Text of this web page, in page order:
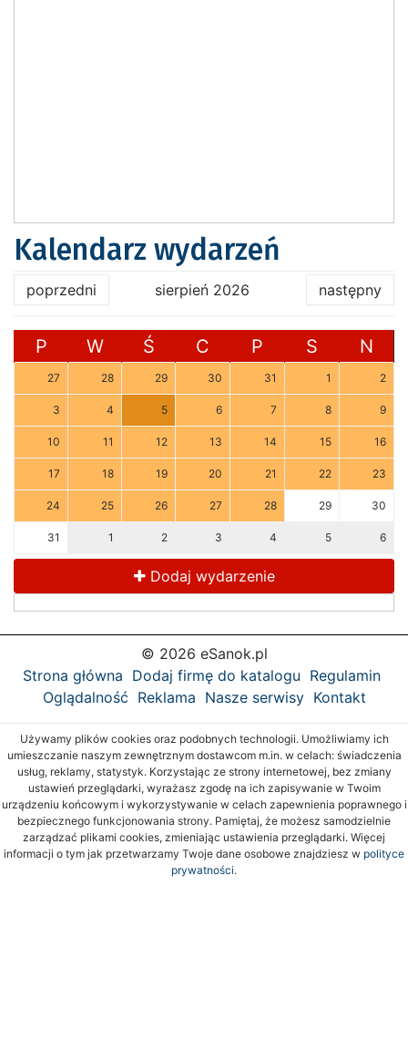
Kalendarz wydarzeń
poprzedni sierpień 2026 następny
P W Ś C P S N
27 28 29 30 31 1 2
3 4 5 6 7 8 9
10 11 12 13 14 15 16
17 18 19 20 21 22 23
24 25 26 27 28 29 30
31 1 2 3 4 5 6
Dodaj wydarzenie
© 2026 eSanok.pl
Strona główna Dodaj firmę do katalogu Regulamin
Oglądalność Reklama Nasze serwisy Kontakt
Używamy plików cookies oraz podobnych technologii. Umożliwiamy ich
umieszczanie naszym zewnętrznym dostawcom m.in. w celach: świadczenia
usług, reklamy, statystyk. Korzystając ze strony internetowej, bez zmiany
ustawień przeglądarki, wyrażasz zgodę na ich zapisywanie w Twoim
urządzeniu końcowym i wykorzystywanie w celach zapewnienia poprawnego i
bezpiecznego funkcjonowania strony. Pamiętaj, że możesz samodzielnie
zarządzać plikami cookies, zmieniając ustawienia przeglądarki. Więcej
informacji o tym jak przetwarzamy Twoje dane osobowe znajdziesz w polityce
prywatności.